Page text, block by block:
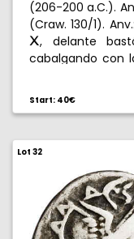
(206-200 a.C.).
(Craw. 130/1).
C, delante
cabalgando con
Start: 40€
Lot 32